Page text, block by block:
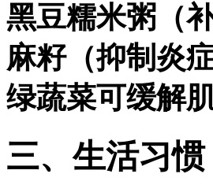
黑豆糯米粥（
麻籽（抑制炎
绿蔬菜可缓解
三、生活习